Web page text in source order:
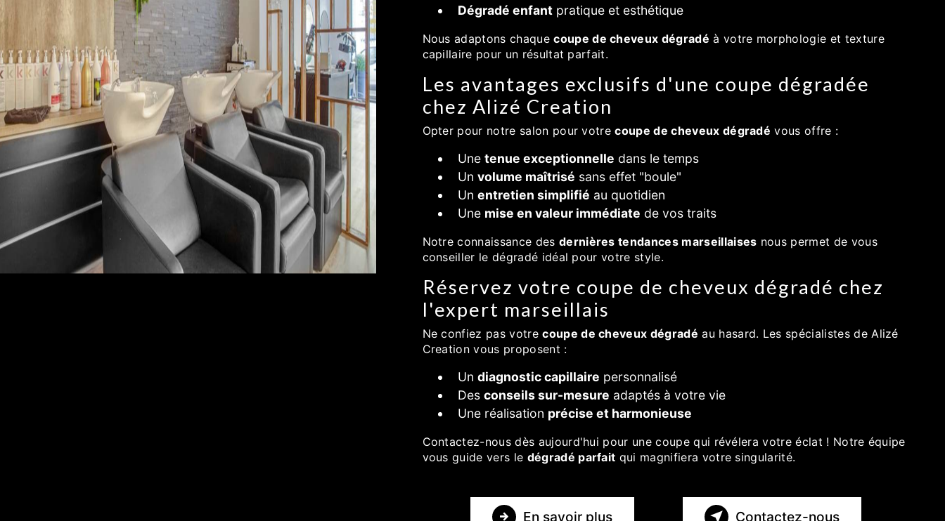
Dégradé enfantpratique et esthétique
Nous adaptons chaquecoupe de cheveux dégradé à votre morphologie et texture
capillaire pour un résultat parfait.
Les avantages exclusifs d'une coupe dégradée
chez Alizé Creation
Opter pour notre salon pour votrecoupe de cheveux dégradé vous offre :
Une tenue exceptionnelle dans le temps
Un volume maîtrisé sans effet "boule"
Un entretien simplifié au quotidien
Une mise en valeur immédiate de vos traits
Notre connaissance des dernières tendances marseillaises nous permet de vous
conseiller le dégradé idéal pour votre style.
Réservez votre coupe de cheveux dégradé chez
l'expert marseillais
Ne confiez pas votrecoupe de cheveux dégradé au hasard. Les spécialistes de Alizé
Creation vous proposent :
Un diagnostic capillaire personnalisé
Des conseils sur-mesure adaptés à votre vie
Une réalisation précise et harmonieuse
Contactez-nous dès aujourd'hui pour une coupe qui révélera votre éclat ! Notre équipe
vous guide vers le dégradé parfait qui magnifiera votre singularité.
En savoir plus Contactez-nous